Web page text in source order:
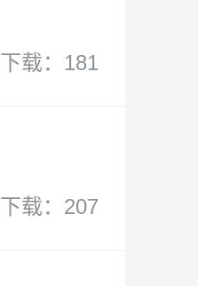
下载：181
下载：207